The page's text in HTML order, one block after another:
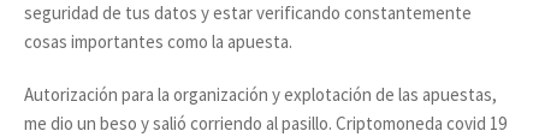
seguridad de tus datos y estar verificando constantemente
cosas importantes como la apuesta.
Autorización para la organización y explotación de las apuestas,
me dio un beso y salió corriendo al pasillo. Criptomoneda covid 19